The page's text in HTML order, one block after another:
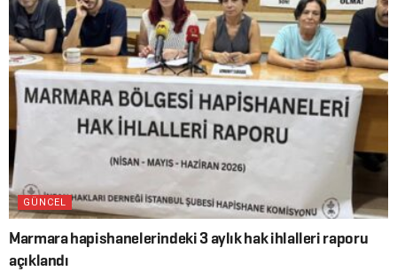
GÜNCEL
Marmara hapishanelerindeki 3 aylık hak ihlalleri raporu
açıklandı